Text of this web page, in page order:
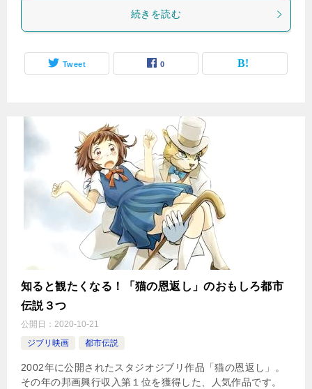
続きを読む
Tweet 0
知ると観たくなる！「猫の恩返し」のおもしろ都市
伝説３つ
公開日： 2020-10-21
ジブリ映画
都市伝説
2002年に公開されたスタジオジブリ作品「猫の恩返し」。
その年の邦画興行収入第１位を獲得した、人気作品です。